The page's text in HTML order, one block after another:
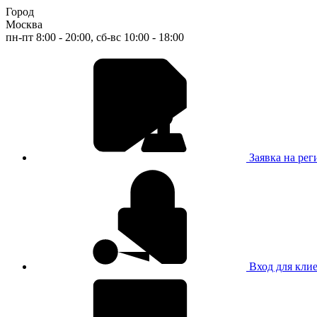
Город
Москва
пн-пт 8:00 - 20:00, сб-вс 10:00 - 18:00
Заявка на
Вход для